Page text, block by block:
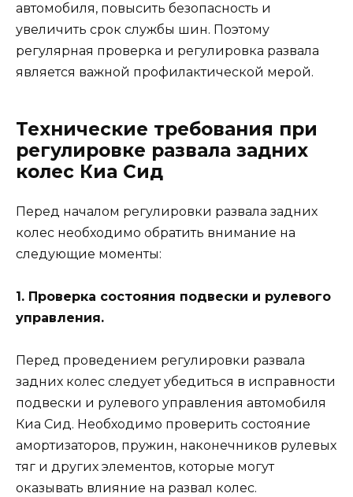
автомобиля, повысить безопасность и
увеличить срок службы шин. Поэтому
регулярная проверка и регулировка развала
является важной профилактической мерой.
Технические требования при
регулировке развала задних
колес Киа Сид
Перед началом регулировки развала задних
колес необходимо обратить внимание на
следующие моменты:
1. Проверка состояния подвески и рулевого
управления.
Перед проведением регулировки развала
задних колес следует убедиться в исправности
подвески и рулевого управления автомобиля
Киа Сид. Необходимо проверить состояние
амортизаторов, пружин, наконечников рулевых
тяг и других элементов, которые могут
оказывать влияние на развал колес.